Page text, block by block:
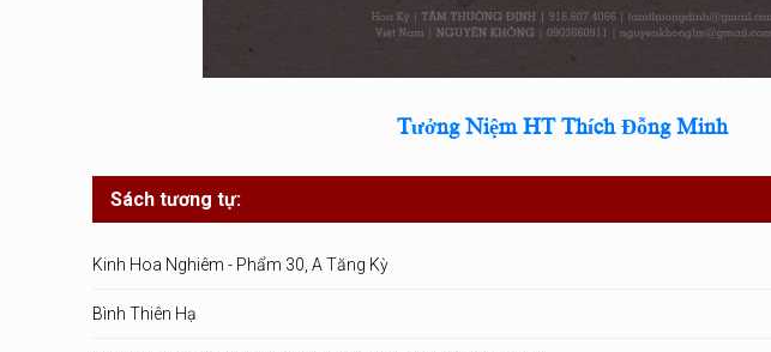
Tưởng Niệm HT Thích Đỗng Minh
Sách tương tự:
Kinh Hoa Nghiêm - Phẩm 30, A Tăng Kỳ
Bình Thiên Hạ